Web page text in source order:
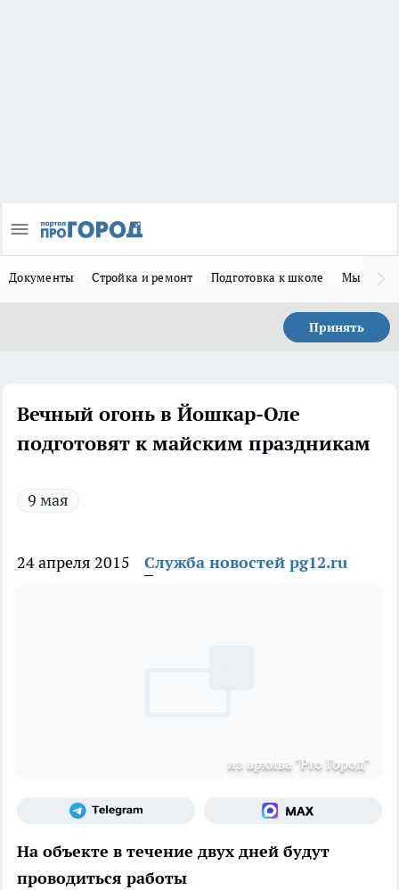
Документы Стройка и ремонт Подготовка к школе Мы в MAX
Принять
Вечный огонь в Йошкар-Оле
подготовят к майским праздникам
9 мая
24 апреля 2015 Служба новостей pg12.ru
из архива "Pro Город"
На объекте в течение двух дней будут
проводиться работы